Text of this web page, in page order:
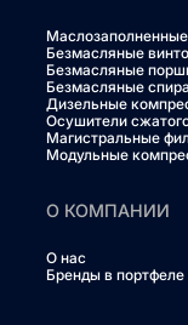
Безмасляные
Безмасляные
Безмасляные
Дизельные
Осушители
Магистральные
Модульные
О КОМПАНИИ
О нас
Бренды в портфеле